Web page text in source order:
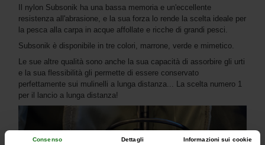
Consenso Dettagli Informazioni sui cookie
Il nylon Subsonik ha una bassa memoria e un'eccellente
resistenza all'abrasione, e la sua forza lo rende la scelta ideale per
la pesca alla carpa in acque affollate e ricche di grandi pesci.
Subsonik è disponibile in tre colori, marrone, verde e mimetico.
Le sue altre qualità sono anche la sua capacità di assorbire gli urti
e la sua flessibilità gli permette di essere conservato
perfettamente sui mulinelli a lunga distanza... La scelta numero 1
per il lancio a lunga distanza!